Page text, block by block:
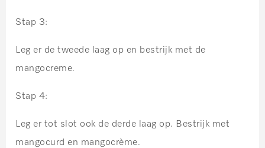
Stap 3:
Leg er de tweede laag op en bestrijk met de
mangocreme.
Stap 4:
Leg er tot slot ook de derde laag op. Bestrijk met
mangocurd en mangocrème.